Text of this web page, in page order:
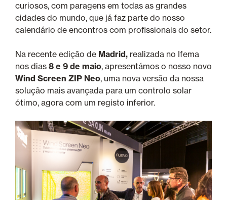
curiosos, com paragens em todas as grandes
cidades do mundo, que já faz parte do nosso
calendário de encontros com profissionais do setor.
Na recente edição de Madrid, realizada no Ifema
nos dias 8 e 9 de maio, apresentámos o nosso novo
Wind Screen ZIP Neo, uma nova versão da nossa
solução mais avançada para um controlo solar
ótimo, agora com um registo inferior.